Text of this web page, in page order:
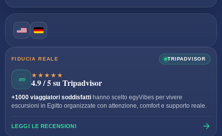
FIDUCIA REALE TRIPADVISOR
★★★★★
4.9 / 5 su Tripadvisor
+1000 viaggiatori soddisfatti hanno scelto egyVibes per vivere
escursioni in Egitto organizzate con attenzione, comfort e supporto reale.
LEGGI LE RECENSIONI